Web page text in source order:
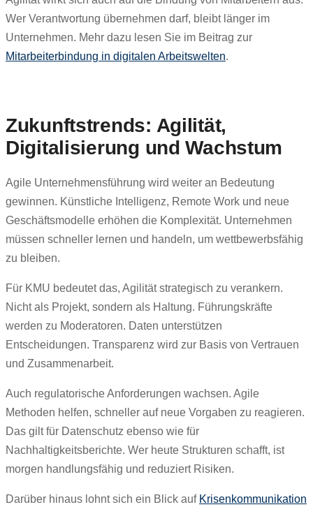
Wer Verantwortung übernehmen darf, bleibt länger im
Unternehmen. Mehr dazu lesen Sie im Beitrag zur
Mitarbeiterbindung in digitalen Arbeitswelten.
Zukunftstrends: Agilität,
Digitalisierung und Wachstum
Agile Unternehmensführung wird weiter an Bedeutung
gewinnen. Künstliche Intelligenz, Remote Work und neue
Geschäftsmodelle erhöhen die Komplexität. Unternehmen
müssen schneller lernen und handeln, um wettbewerbsfähig
zu bleiben.
Für KMU bedeutet das, Agilität strategisch zu verankern.
Nicht als Projekt, sondern als Haltung. Führungskräfte
werden zu Moderatoren. Daten unterstützen
Entscheidungen. Transparenz wird zur Basis von Vertrauen
und Zusammenarbeit.
Auch regulatorische Anforderungen wachsen. Agile
Methoden helfen, schneller auf neue Vorgaben zu reagieren.
Das gilt für Datenschutz ebenso wie für
Nachhaltigkeitsberichte. Wer heute Strukturen schafft, ist
morgen handlungsfähig und reduziert Risiken.
Darüber hinaus lohnt sich ein Blick auf Krisenkommunikation